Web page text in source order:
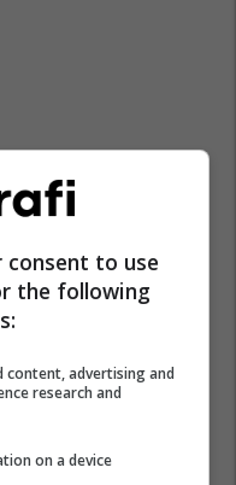
e Uashingtonit"
Beogradit duhet t'i
model më të mirë
Kurse docenti në
consent to use
the following
content, advertising and
research and
on a device